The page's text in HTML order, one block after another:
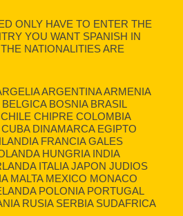
ONLY HAVE TO ENTER THE
YOU WANT SPANISH IN
NATIONALITIES ARE
ARGENTINA ARMENIA
BOSNIA BRASIL
CHIPRE COLOMBIA
DINAMARCA EGIPTO
FRANCIA GALES
HUNGRIA INDIA
ITALIA JAPON JUDIOS
MALTA MEXICO MONACO
POLONIA PORTUGAL
RUSIA SERBIA SUDAFRICA